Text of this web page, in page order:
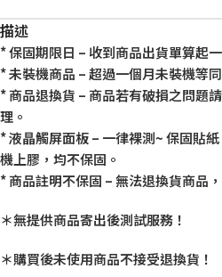
描述
* 保固期限日 – 收到商品出貨單算起
* 未裝機商品 – 超過一個月未裝機等
* 商品退換貨 – 商品若有破損之問題
理。
* 液晶觸屏面板 – 一律裸測~ 保固貼
機上膠，均不保固。
* 商品註明不保固 – 無法退換貨商品
＊無提供商品寄出後測試服務！
＊購買後未使用商品不接受退換貨！